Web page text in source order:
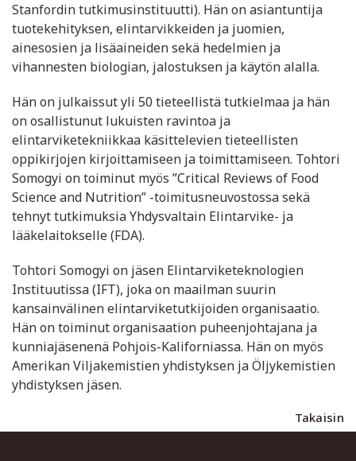
Stanfordin tutkimusinstituutti). Hän on asiantuntija
tuotekehityksen, elintarvikkeiden ja juomien,
ainesosien ja lisäaineiden sekä hedelmien ja
vihannesten biologian, jalostuksen ja käytön alalla.
Hän on julkaissut yli 50 tieteellistä tutkielmaa ja hän
on osallistunut lukuisten ravintoa ja
elintarviketekniikkaa käsittelevien tieteellisten
oppikirjojen kirjoittamiseen ja toimittamiseen. Tohtori
Somogyi on toiminut myös ”Critical Reviews of Food
Science and Nutrition” -toimitusneuvostossa sekä
tehnyt tutkimuksia Yhdysvaltain Elintarvike- ja
lääkelaitokselle (FDA).
Tohtori Somogyi on jäsen Elintarviketeknologien
Instituutissa (IFT), joka on maailman suurin
kansainvälinen elintarviketutkijoiden organisaatio.
Hän on toiminut organisaation puheenjohtajana ja
kunniajäsenenä Pohjois-Kaliforniassa. Hän on myös
Amerikan Viljakemistien yhdistyksen ja Öljykemistien
yhdistyksen jäsen.
Takaisin